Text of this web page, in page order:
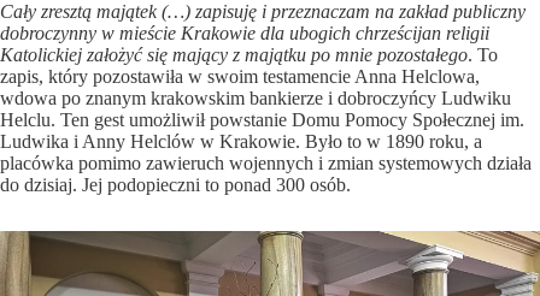
Cały zresztą majątek (…) zapisuję i przeznaczam na zakład publiczny
dobroczynny w mieście Krakowie dla ubogich chrześcijan religii
Katolickiej założyć się mający z majątku po mnie pozostałego. To
zapis, który pozostawiła w swoim testamencie Anna Helclowa,
wdowa po znanym krakowskim bankierze i dobroczyńcy Ludwiku
Helclu. Ten gest umożliwił powstanie Domu Pomocy Społecznej im.
Ludwika i Anny Helclów w Krakowie. Było to w 1890 roku, a
placówka pomimo zawieruch wojennych i zmian systemowych działa
do dzisiaj. Jej podopieczni to ponad 300 osób.